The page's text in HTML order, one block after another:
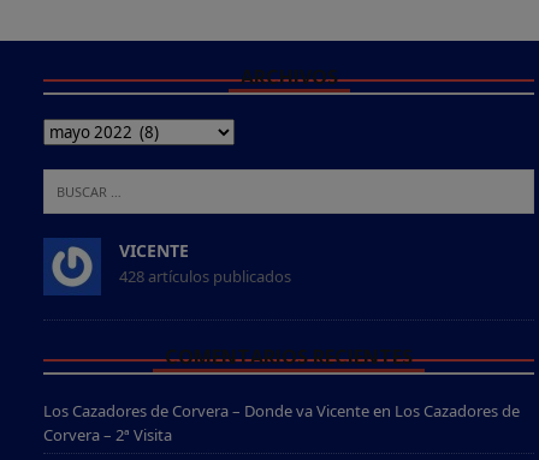
ARCHIVOS
VICENTE
428 artículos publicados
COMENTARIOS RECIENTES
Los Cazadores de Corvera – Donde va Vicenteen Los Cazadores de
Corvera – 2ª Visita